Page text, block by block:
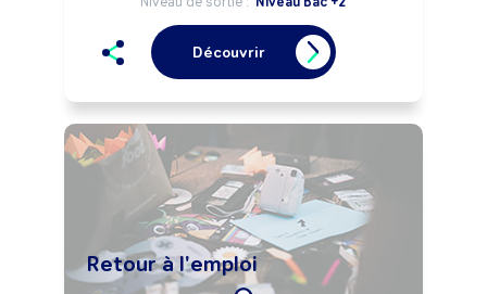
Découvrir
Retour à l'emploi